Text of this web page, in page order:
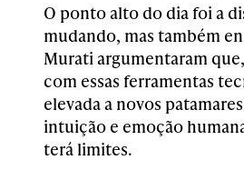
O ponto alto do dia foi a
mudando, mas também
Murati argumentaram
com essas ferramentas
elevada a novos
intuição e emoção
terá limites.